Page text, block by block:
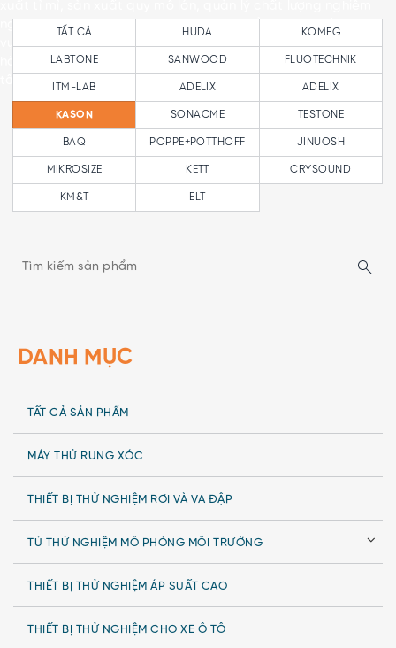
ngặt, đào tạo người dùng theo tiêu chuẩn và hệ thống dịch
vụ cải tiến, công ty chúng tôi chuyên cung cấp cho khách
hàng những sản phẩm nhân bản mà khách hàng có thể yên
tâm mua và sử dụng một cách dễ dàng.
TẤT CẢ HUDA KOMEG
LABTONE SANWOOD FLUOTECHNIK
ITM-LAB ADELIX ADELIX
KASON SONACME TESTONE
BAQ POPPE+POTTHOFF JINUOSH
MIKROSIZE KETT CRYSOUND
KM&T ELT
DANH MỤC
TẤT CẢ SẢN PHẨM
MÁY THỬ RUNG XÓC
THIẾT BỊ THỬ NGHIỆM RƠI VÀ VA ĐẬP
TỦ THỬ NGHIỆM MÔ PHỎNG MÔI TRƯỜNG
THIẾT BỊ THỬ NGHIỆM ÁP SUẤT CAO
THIẾT BỊ THỬ NGHIỆM CHO XE Ô TÔ